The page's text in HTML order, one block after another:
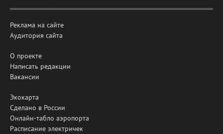
Реклама на сайте
Аудитория сайта
О проекте
Написать редакции
Вакансии
Экокарта
Сделано в России
Онлайн-табло аэропорта
Расписание электричек